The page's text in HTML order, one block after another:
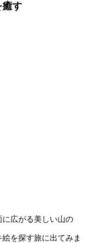
癒す
広がる美しい山の
を探す旅に出てみま